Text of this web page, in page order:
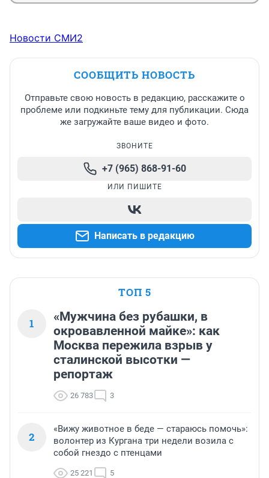
Новости СМИ2
СООБЩИТЬ НОВОСТЬ
Отправьте свою новость в редакцию, расскажите о
проблеме или подкиньте тему для публикации. Сюда
же загружайте ваше видео и фото.
ЗВОНИТЕ
+7 (965) 868-91-60
ИЛИ ПИШИТЕ
Написать в редакцию
ТОП 5
1
«Мужчина без рубашки, в
окровавленной майке»: как
Москва пережила взрыв у
сталинской высотки —
репортаж
26 783 3
2
«Вижу животное в беде — стараюсь помочь»:
волонтер из Кургана три недели возила с
собой гнездо с птенцами
25 221 5